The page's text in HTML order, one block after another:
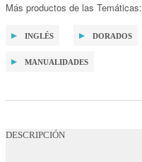
Más productos de las Temáticas:
INGLÉS DORADOS
MANUALIDADES
DESCRIPCIÓN